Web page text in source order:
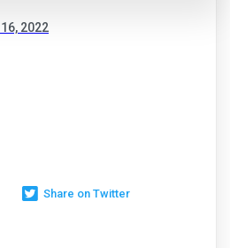
2022
Share on Twitter